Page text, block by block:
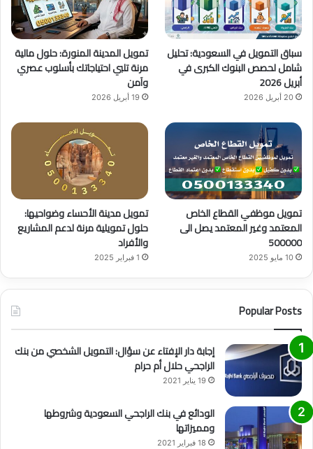
ك
u
b
e
ر
ا
م
سباق التمويل في السعودية: تحليل
شامل لحصص البنوك الكبرى في
أبريل 2026
20 أبريل 2026
تمويل المدينة المنورة: حلول مالية
مرنة تلبي احتياجاتك بأسلوب عصري
وآمن
19 أبريل 2026
تمويل موظفي القطاع الخاص
المعتمد وغير المعتمد يصل الى
500000
10 مايو 2025
تمويل مدينة الأحساء وضواحيها:
حلول تمويلية مرنة لدعم المشاريع
والأفراد
1 فبراير 2025
Popular Posts
إجابة دار الإفتاء عن سؤال: التمويل الشخصي من بنك
الراجحي حلال أم حرام
19 يناير 2021
الودائع في بنك الراجحي السعودية وشروطها
ومميزاتها
18 فبراير 2021